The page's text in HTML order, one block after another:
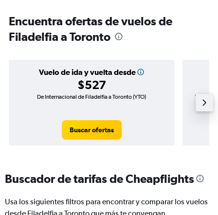
Encuentra ofertas de vuelos de
Filadelfia a Toronto
Vuelo de ida y vuelta desde
$527
De Internacional de Filadelfia a Toronto (YTO)
Buscar ofertas
Vuelo de
Buscador de tarifas de Cheapflights
Usa los siguientes filtros para encontrar y comparar los vuelos